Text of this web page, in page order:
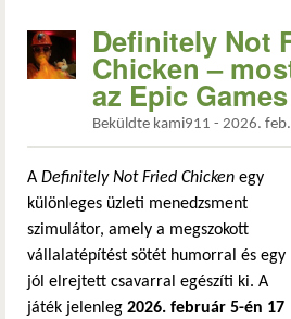
Definitely Not
Chicken –
az Epic
Beküldte kami911 - 2026.
A Definitely Not Fried Chicken egy
különleges üzleti menedzsment
szimulátor, amely a megszokott
vállalatépítést sötét humorral és egy
jól elrejtett csavarral egészíti ki. A
játék jelenleg 2026. február 5-én 17